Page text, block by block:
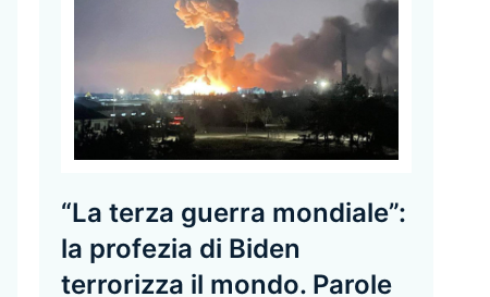
“La terza guerra mondiale”:
la profezia di Biden
terrorizza il mondo. Parole